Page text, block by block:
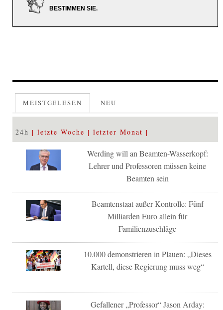
BESTIMMEN SIE.
MEISTGELESEN NEU
24h letzte Woche letzter Monat
Werding will an Beamten-Wasserkopf:
Lehrer und Professoren müssen keine
Beamten sein
Beamtenstaat außer Kontrolle: Fünf
Milliarden Euro allein für
Familienzuschläge
10.000 demonstrieren in Plauen: „Dieses
Kartell, diese Regierung muss weg“
Gefallener „Professor“ Jason Arday: